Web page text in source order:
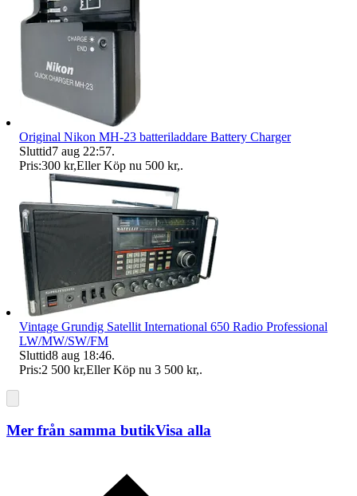
Original Nikon MH-23 batteriladdare Battery Charger
Sluttid7 aug 22:57.
Pris:300 kr,Eller Köp nu 500 kr,.
Vintage Grundig Satellit International 650 Radio Professional
LW/MW/SW/FM
Sluttid8 aug 18:46.
Pris:2 500 kr,Eller Köp nu 3 500 kr,.
Mer från samma butikVisa alla